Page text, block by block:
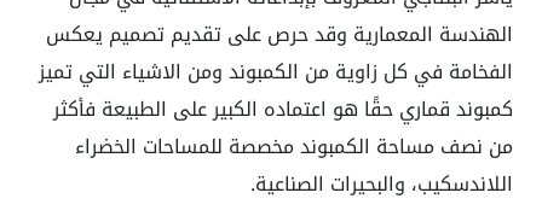
الهندسة المعمارية وقد حرص على تقديم تصميم يعكس
الفخامة في كل زاوية من الكمبوند ومن الاشياء التي تميز
كمبوند قماري حقًا هو اعتماده الكبير على الطبيعة فأكثر
من نصف مساحة الكمبوند مخصصة للمساحات الخضراء
اللاندسكيب، والبحيرات الصناعية.